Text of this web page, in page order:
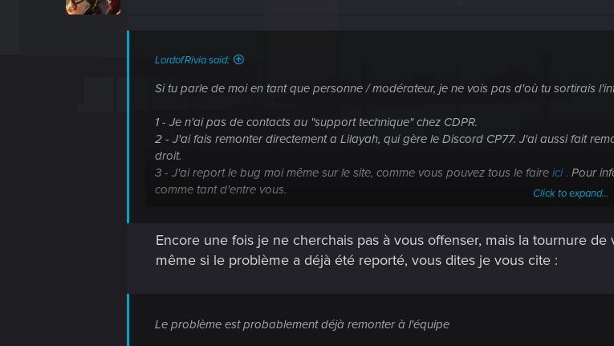
LordofRivia said:
Si tu parle de moi en tant que personne / modérateur, je ne vois pas d'où tu sortirais
1 - Je n'ai pas de contacts au "support technique" chez CDPR.
2 - J'ai fais remonter directement a Lilayah, qui gère le Discord CP77. J'ai aussi fait
droit.
3 - J'ai report le bug moi même sur le site, comme vous pouvez tous le faire ici. Pour
comme tant d'entre vous.
Pour le reste, de pourquoi le support AZERTY est ce qu'il est sur le jeu depuis sa
manière assez global sur des problèmes comme celui de la 2.11, pour autant, pourquoi
Click to expand...
Encore une fois je ne cherchais pas à vous offenser, mais la tournure
même si le problème a déjà été reporté, vous dites je vous cite :
Le problème est probablement déjà remonter à l'équipe